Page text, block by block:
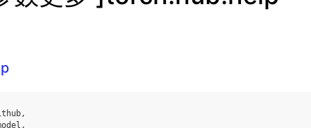
,
,